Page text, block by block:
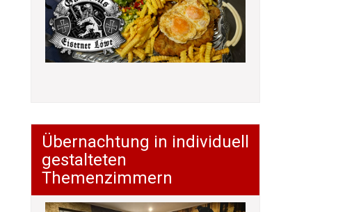
Übernachtung in individuell
gestalteten
Themenzimmern